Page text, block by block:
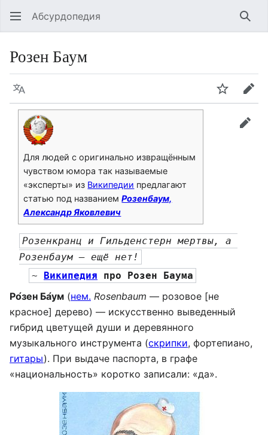
Абсурдопедия
Розен Баум
Язык
Для людей с оригинально извращённым
чувством юмора так называемые
«эксперты» из Википедии предлагают
статью под названиемРозенбаум,
Александр Яковлевич
Розенкранц и Гильденстерн мертвы, а
Розенбаум — ещё нет!
~ Википедия про Розен Баума
Ро́зен Ба́ум (нем. Rosenbaum — розовое [не
красное] дерево) — искусственно выведенный
гибрид цветущей души и деревянного
музыкального инструмента (скрипки, фортепиано,
гитары). При выдаче паспорта, в графе
«национальность» коротко записали: «да».